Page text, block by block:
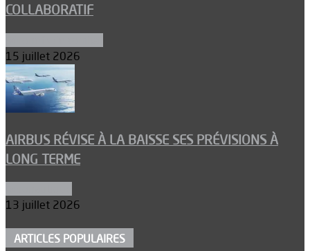
COLLABORATIF
15 juillet 2026
AIRBUS RÉVISE À LA BAISSE SES PRÉVISIONS À
LONG TERME
13 juillet 2026
ARTICLES POPULAIRES